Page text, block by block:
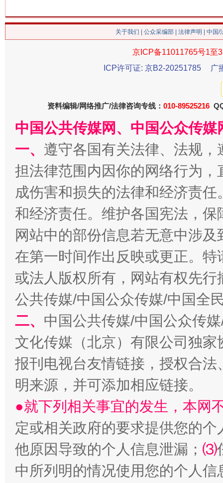
魏明亮
“刷贴”乱象丛生
生
揭批美国五大"原罪" "炒
关于我们 公众采编部 法律声明 | 中国
京ICP备11011765号1至
ICP许可证: 京B2-20251785
广
资料编辑/网络推广/法律咨询专线： 010-89525216
中国公共传媒网、中国公众传
一、 遵守各国有关法律、法规
担法律范围内因你的网络行为
成伤害和损失的法律和经济责
和经济责任。维护各国宪法，
网站中的部份信息若无意中涉
在第一时间作出反映或更正。
或法人版权所有，网站有权先
公共传媒/中国公众传媒/中国全
二、 中国公共传媒/中国公众传
文化传媒（北京）有限公司独
报刊电视台友情链接，授权合
明来源，并可添加相应链接。
●就下列相关事宜的发生，本网
定或相关政府的要求提供您的个
他原因导致的个人信息泄漏； ⑶
中所列明的情况使用您的个人